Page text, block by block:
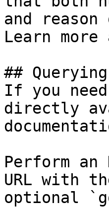
and
Learn
##
If you
directly
Perform an
URL with
optional